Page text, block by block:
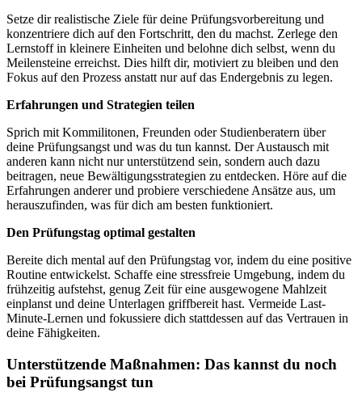
Setze dir realistische Ziele für deine Prüfungsvorbereitung und
konzentriere dich auf den Fortschritt, den du machst. Zerlege den
Lernstoff in kleinere Einheiten und belohne dich selbst, wenn du
Meilensteine erreichst. Dies hilft dir, motiviert zu bleiben und den
Fokus auf den Prozess anstatt nur auf das Endergebnis zu legen.
Erfahrungen und Strategien teilen
Sprich mit Kommilitonen, Freunden oder Studienberatern über
deine Prüfungsangst und was du tun kannst. Der Austausch mit
anderen kann nicht nur unterstützend sein, sondern auch dazu
beitragen, neue Bewältigungsstrategien zu entdecken. Höre auf die
Erfahrungen anderer und probiere verschiedene Ansätze aus, um
herauszufinden, was für dich am besten funktioniert.
Den Prüfungstag optimal gestalten
Bereite dich mental auf den Prüfungstag vor, indem du eine positive
Routine entwickelst. Schaffe eine stressfreie Umgebung, indem du
frühzeitig aufstehst, genug Zeit für eine ausgewogene Mahlzeit
einplanst und deine Unterlagen griffbereit hast. Vermeide Last-
Minute-Lernen und fokussiere dich stattdessen auf das Vertrauen in
deine Fähigkeiten.
Unterstützende Maßnahmen: Das kannst du noch
bei Prüfungsangst tun